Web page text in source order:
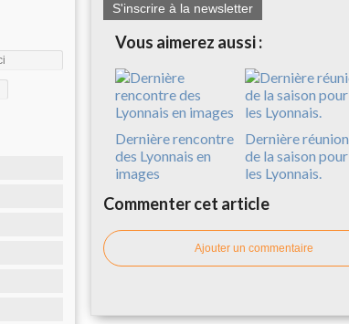
S'inscrire à la newsletter
Vous aimerez aussi :
Dernière rencontre
des Lyonnais en
images
Dernière réunion
de la saison pour
les Lyonnais.
Commenter cet article
Ajouter un commentaire